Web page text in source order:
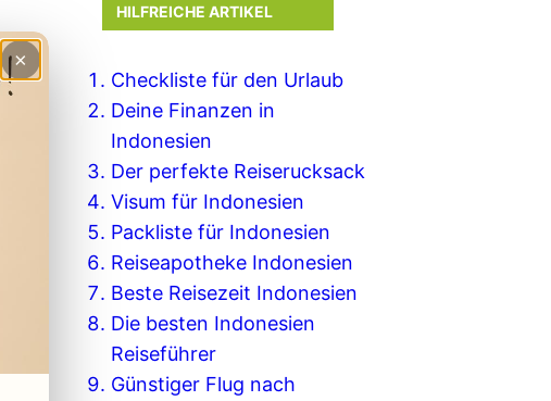
HILFREICHE ARTIKEL
Checkliste für den Urlaub
Deine Finanzen in
Indonesien
Der perfekte Reiserucksack
Visum für Indonesien
Packliste für Indonesien
Reiseapotheke Indonesien
Beste Reisezeit Indonesien
Die besten Indonesien
Reiseführer
Günstiger Flug nach
×